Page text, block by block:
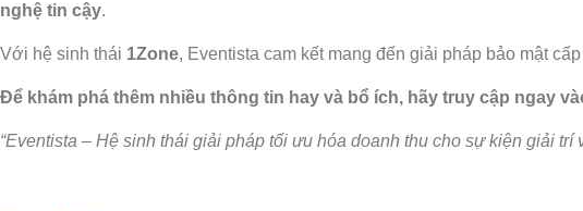
nghệ tin cậy.
Với hệ sinh thái 1Zone, Eventista cam kết mang đến giải pháp bảo mật
Để khám phá thêm nhiều thông tin hay và bổ ích, hãy truy cập ngay
“Eventista – Hệ sinh thái giải pháp tối ưu hóa doanh thu cho sự kiện giải trí